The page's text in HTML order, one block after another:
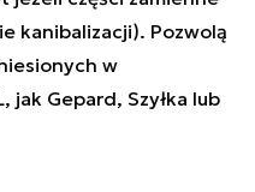
kanibalizacji). Pozwolą
w
jak Gepard, Szyłka lub